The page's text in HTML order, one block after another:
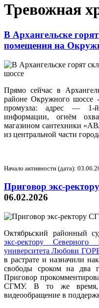
Тревожная
В Архангельске
помещения на
Прямо сейчас в
районе Окружного шоссе
промузла: адрес —
информации, огнём
магазином сантехники
из центральной части
Начало активности (дата):
Приговор экс-
06.02.2026
Октябрьский районный
экс-ректору Северного
университета Любови
в растрате и назначили
свободы сроком на два
Приговор
СГМУ. В то же время,
видеообращение в